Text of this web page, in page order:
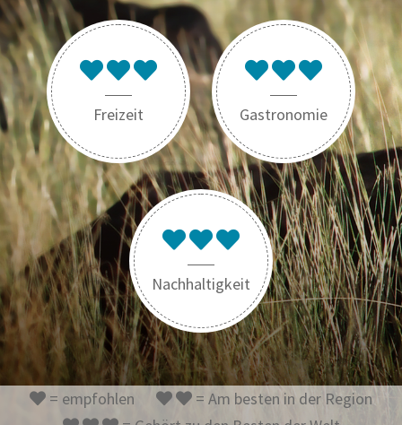
Freizeit Gastronomie
Nachhaltigkeit
= empfohlen
= Am besten in der Region